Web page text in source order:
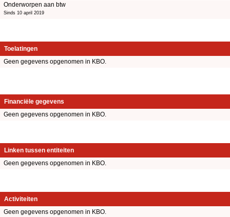
Onderworpen aan btw
Sinds 10 april 2019
Toelatingen
Geen gegevens opgenomen in KBO.
Financiële gegevens
Geen gegevens opgenomen in KBO.
Linken tussen entiteiten
Geen gegevens opgenomen in KBO.
Activiteiten
Geen gegevens opgenomen in KBO.